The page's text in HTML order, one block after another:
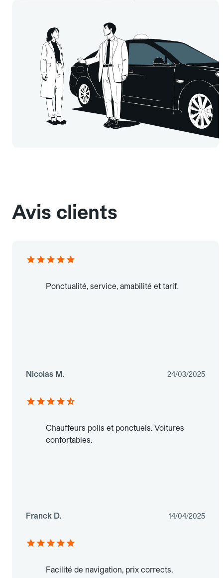
Avis clients
Ponctualité, service, amabilité et tarif.
Nicolas M. 24/03/2025
Chauffeurs polis et ponctuels. Voitures
confortables.
Franck D. 14/04/2025
Facilité de navigation, prix corrects,